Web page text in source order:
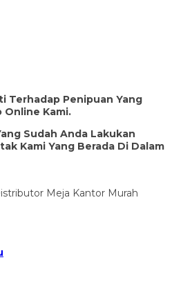
Terhadap Penipuan Yang
Online Kami.
Sudah Anda Lakukan
Kami Yang Berada Di Dalam
Meja Kantor Murah